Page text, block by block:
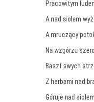
Pracowitym
A nad siołem
A mruczący
Na wzgórzu
Baszt swych
Z herbami nad
Góruje nad